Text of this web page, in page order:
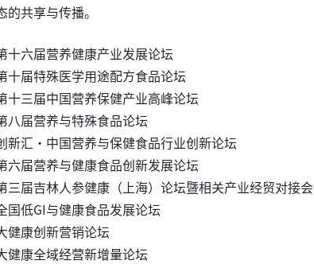
的共享与传播。
十六届营养健康产业发展论坛
十届特殊医学用途配方食品论坛
十三届中国营养保健产业高峰论坛
八届营养与特殊食品论坛
新汇·中国营养与保健食品行业创新论坛
六届营养与健康食品创新发展论坛
三届吉林人参健康（上海）论坛暨相关产业经贸对接会
国低GI与健康食品发展论坛
健康创新营销论坛
健康全域经营新增量论坛